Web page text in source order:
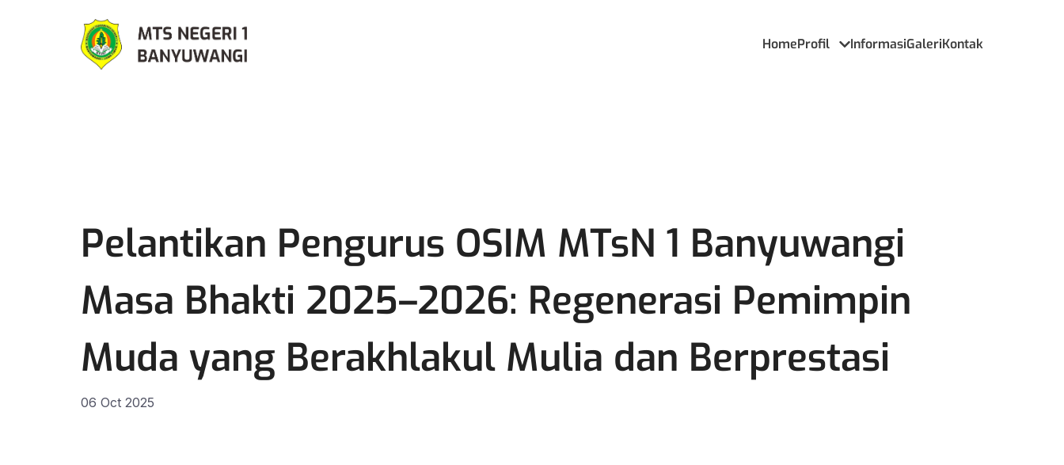
HomeProfil InformasiGaleriKontak
Pelantikan Pengurus OSIM MTsN 1 Banyuwangi
Masa Bhakti 2025–2026: Regenerasi Pemimpin
Muda yang Berakhlakul Mulia dan Berprestasi
06 Oct 2025